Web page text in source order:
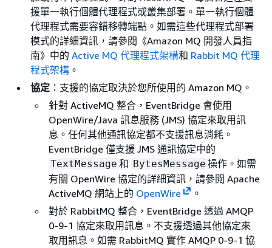
援單一執行個體代理程式或叢集部署。單一執行個體
代理程式需要容錯移轉端點。如需這些代理程式部署
模式的詳細資訊，請參閱《Amazon MQ 開發人員指
南》中的 Active MQ 代理程式架構和 Rabbit MQ 代理
程式架構 。
協定 ：支援的協定取決於您所使用的 Amazon MQ。
針對 ActiveMQ 整合，EventBridge 會使用
OpenWire/Java 訊息服務 (JMS) 協定來取用訊
息。任何其他通訊協定都不支援訊息消耗。
EventBridge 僅支援 JMS 通訊協定中的
TextMessage 和 BytesMessage 操作。如需
有關 OpenWire 協定的詳細資訊，請參閱 Apache
ActiveMQ 網站上的 OpenWire
。
對於 RabbitMQ 整合，EventBridge 透過 AMQP
0-9-1 協定來取用訊息。不支援透過其他協定來
取用訊息。如需 RabbitMQ 實作 AMQP 0-9-1 協